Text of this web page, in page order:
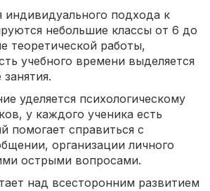
индивидуального подхода к
небольшие классы от 6 до
теоретической работы,
учебного времени выделяется
уделяется психологическому
у каждого ученика есть
помогает справиться с
организации личного
острыми вопросами.
над всесторонним развитием